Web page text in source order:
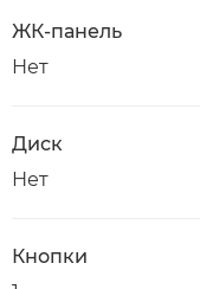
ЖК-панель
Нет
Диск
Нет
Кнопки